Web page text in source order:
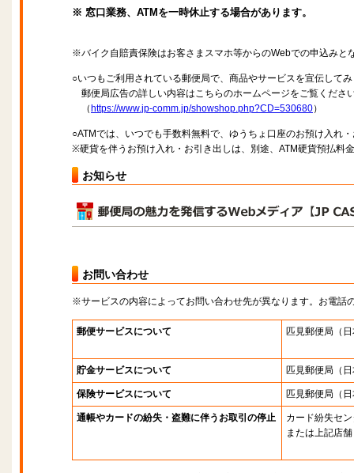
※ 窓口業務、ATMを一時休止する場合があります。
※バイク自賠責保険はお客さまスマホ等からのWebでの申込みと
○いつもご利用されている郵便局で、商品やサービスを宣伝して
郵便局広告の詳しい内容はこちらのホームページをご覧くださ
（ https://www.jp-comm.jp/showshop.php?CD=530680）
○ATMでは、いつでも手数料無料で、ゆうちょ口座のお預け入れ
※硬貨を伴うお預け入れ・お引き出しは、別途、ATM硬貨預払料
お知らせ
お問い合わせ
※サービスの内容によってお問い合わせ先が異なります。お電話
郵便サービスについて 匹見郵便局 （
貯金サービスについて 匹見郵便局 （
保険サービスについて 匹見郵便局 （
通帳やカードの紛失・盗難に伴うお取引の停止
カード紛失セ
または上記店舗